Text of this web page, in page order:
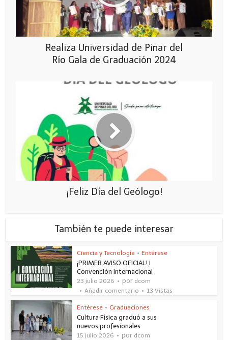
Realiza Universidad de Pinar del
Río Gala de Graduación 2024
¡Feliz Día del Geólogo!
También te puede interesar
Ciencia y Tecnología • Entérese
¡PRIMER AVISO OFICIAL! I
Convención Internacional
23 julio 2026 por dcom
Añadir comentario
13 Vistas
Entérese • Graduaciones
Cultura Física graduó a sus
nuevos profesionales
15 julio 2026 por dcom